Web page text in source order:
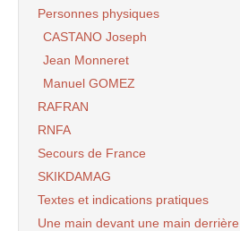
Personnes physiques
CASTANO Joseph
Jean Monneret
Manuel GOMEZ
RAFRAN
RNFA
Secours de France
SKIKDAMAG
Textes et indications pratiques
Une main devant une main derrière..